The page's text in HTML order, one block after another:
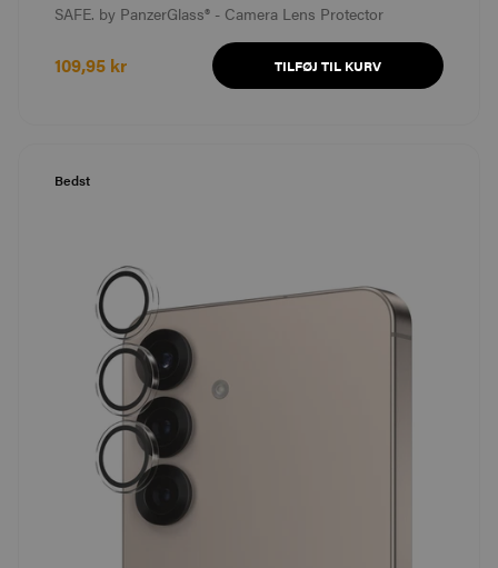
SAFE. by PanzerGlass® - Camera Lens Protector
109,95 kr TILFØJ TIL KURV
Bedst